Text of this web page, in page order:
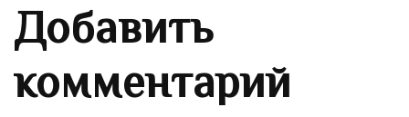
Добавить
комментарий